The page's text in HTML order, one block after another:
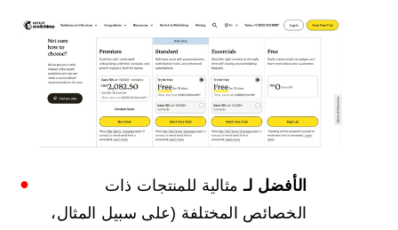
الأفضل لـ مثالية للمنتجات ذات
الخصائص المختلفة (على سبيل المثال،